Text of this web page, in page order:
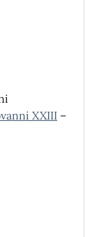
XXIII –